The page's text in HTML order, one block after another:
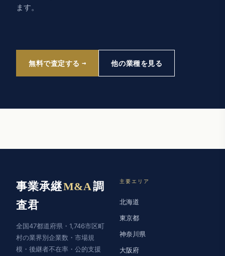
ます。
無料で査定する 他の業種を見る
事業承継M&A調
査君
全国47都道府県・1,746市区町
村の業界別企業数・市場規
模・後継者不在率・公的支援
主要エリア
北海道
東京都
神奈川県
大阪府